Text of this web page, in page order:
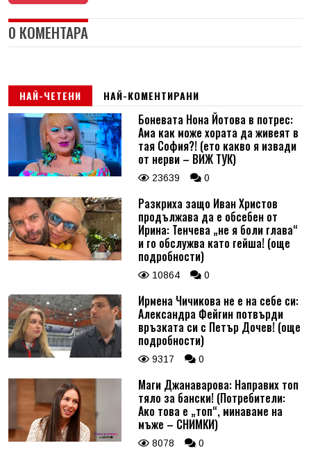
0 КОМЕНТАРА
НАЙ-ЧЕТЕНИ НАЙ-КОМЕНТИРАНИ
Боневата Нона Йотова в потрес:
Ама как може хората да живеят в
тая София?! (ето какво я извади
от нерви – ВИЖ ТУК)
23639 0
Разкриха защо Иван Христов
продължава да е обсебен от
Ирина: Тенчева „не я боли глава“
и го обслужва като гейша! (още
подробности)
10864 0
Ирмена Чичикова не е на себе си:
Александра Фейгин потвърди
връзката си с Петър Дочев! (още
подробности)
9317 0
Маги Джанаварова: Направих топ
тяло за бански! (Потребители:
Ако това е „топ“, минаваме на
мъже – СНИМКИ)
8078 0